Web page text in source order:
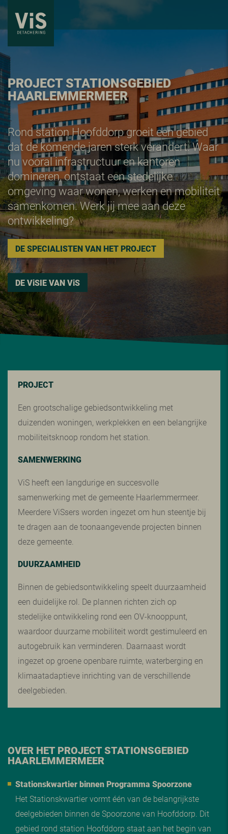
PROJECT STATIONSGEBIED
HAARLEMMERMEER
Rond station Hoofddorp groeit een gebied
dat de komende jaren sterk verandert. Waar
nu vooral infrastructuur en kantoren
domineren, ontstaat een stedelijke
omgeving waar wonen, werken en mobiliteit
samenkomen. Werk jij mee aan deze
ontwikkeling?
DE SPECIALISTEN VAN HET PROJECT
DE ViSIE VAN ViS
PROJECT
Een grootschalige gebiedsontwikkeling met
duizenden woningen, werkplekken en een belangrijke
mobiliteitsknoop rondom het station.
SAMENWERKING
ViS heeft een langdurige en succesvolle
samenwerking met de gemeente Haarlemmermeer.
Meerdere ViSsers worden ingezet om hun steentje bij
te dragen aan de toonaangevende projecten binnen
deze gemeente.
DUURZAAMHEID
Binnen de gebiedsontwikkeling speelt duurzaamheid
een duidelijke rol. De plannen richten zich op
stedelijke ontwikkeling rond een OV-knooppunt,
waardoor duurzame mobiliteit wordt gestimuleerd en
autogebruik kan verminderen. Daarnaast wordt
ingezet op groene openbare ruimte, waterberging en
klimaatadaptieve inrichting van de verschillende
deelgebieden.
OVER HET PROJECT STATIONSGEBIED
HAARLEMMERMEER
Stationskwartier binnen Programma Spoorzone
Het Stationskwartier vormt één van de belangrijkste
deelgebieden binnen de Spoorzone van Hoofddorp. Dit
gebied rond station Hoofddorp staat aan het begin van